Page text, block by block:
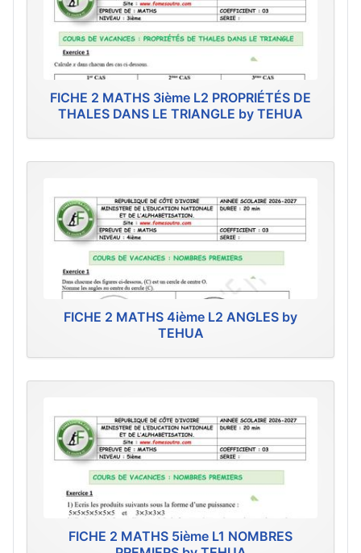
FICHE 2 MATHS 3ième L2 PROPRIÉTÉS DE
THALES DANS LE TRIANGLE by TEHUA
FICHE 2 MATHS 4ième L2 ANGLES by
TEHUA
FICHE 2 MATHS 5ième L1 NOMBRES